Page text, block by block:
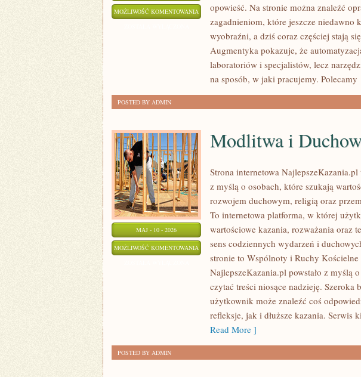
MOŻLIWOŚĆ KOMENTOWANIA CZŁOWIEK–
MASZYNA:
SYMBIOZA
opowieść. Na stronie można znaleźć
zagadnieniom, które jeszcze niedawno
wyobraźni, a dziś coraz częściej stają
Augmentyka pokazuje, że
laboratoriów i specjalistów, lecz
na sposób, w jaki pracujemy. Polecamy
POSTED BY ADMIN
MAJ - 10 - 2026
MOŻLIWOŚĆ KOMENTOWANIA MODLITWA
DUCHOWOŚĆ
Modlitwa i
Strona internetowa
z myślą o osobach, które szukają
rozwojem duchowym, religią oraz
To internetowa platforma, w której
wartościowe kazania, rozważania oraz
sens codziennych wydarzeń i
stronie to Wspólnoty i Ruchy Kościelne
NajlepszeKazania.pl powstało z myślą
czytać treści niosące nadzieję. Szeroka
użytkownik może znaleźć coś
refleksje, jak i dłuższe kazania. Serwis
Read More ]
POSTED BY ADMIN